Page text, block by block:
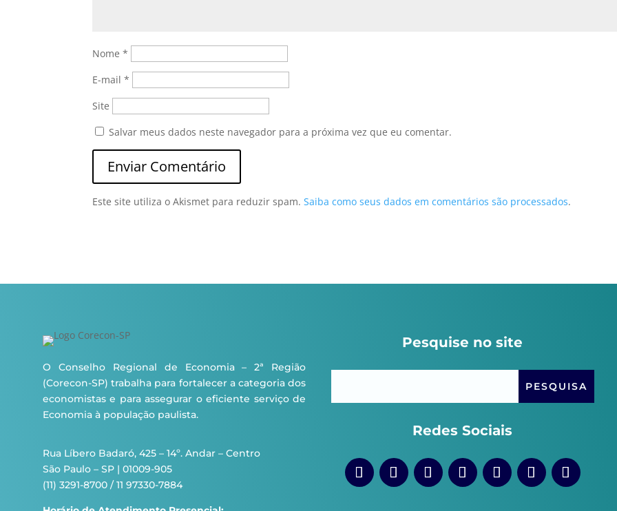
Nome*
E-mail*
Site
Salvar meus dados neste navegador para a próxima vez que eu comentar.
Este site utiliza o Akismet para reduzir spam.Saiba como seus dados em comentários são processados.
O Conselho Regional de Economia – 2ª Região
(Corecon-SP) trabalha para fortalecer a categoria dos
economistas e para assegurar o eficiente serviço de
Economia à população paulista.
Rua Líbero Badaró, 425 – 14º. Andar – Centro
São Paulo – SP | 01009-905
(11) 3291-8700 / 11 97330-7884
Pesquise no site
Redes Sociais